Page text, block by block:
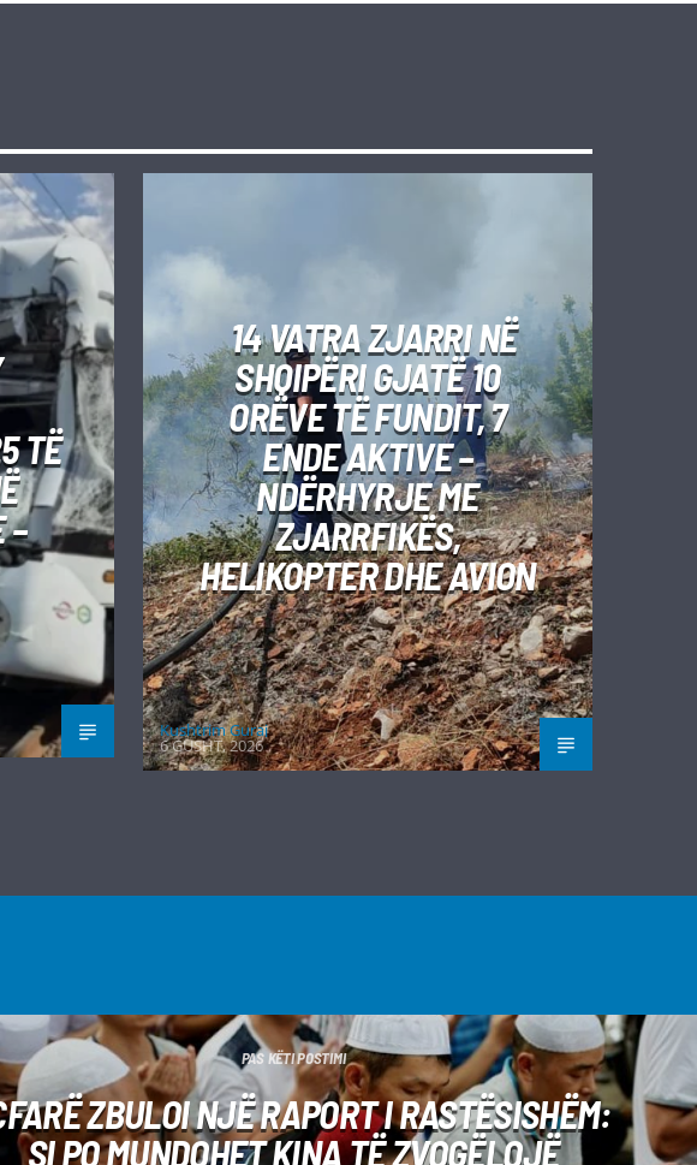
TË
–
14 VATRA ZJARRI NË
SHQIPËRI GJATË 10
ORËVE TË FUNDIT, 7
ENDE AKTIVE –
NDËRHYRJE ME
ZJARRFIKËS,
HELIKOPTER DHE AVION
Kushtrim Guraj
6 GUSHT, 2026
PAS KËTI POSTIMI
ZBULOI NJË RAPORT I RASTËSISHËM:
SI PO MUNDOHET KINA TË ZVOGËLOJË